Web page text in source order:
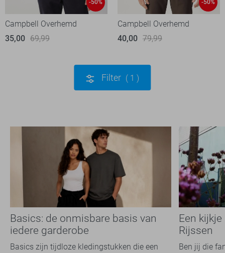
-50%
Campbell Overhemd
35,00 69,99
-50%
Campbell Overhemd
40,00 79,99
Filter 1
Basics: de onmisbare basis van
iedere garderobe
Basics zijn tijdloze kledingstukken die een
Een
Rijssen
Ben jij die